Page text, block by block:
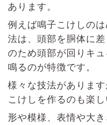
あります。
例えば鳴子こけしの
法は、頭部を胴体に
のため頭部が回りキ
鳴るのが特徴です。
様々な技法がありま
こけしを作るのも楽し
形や模様、表情や大